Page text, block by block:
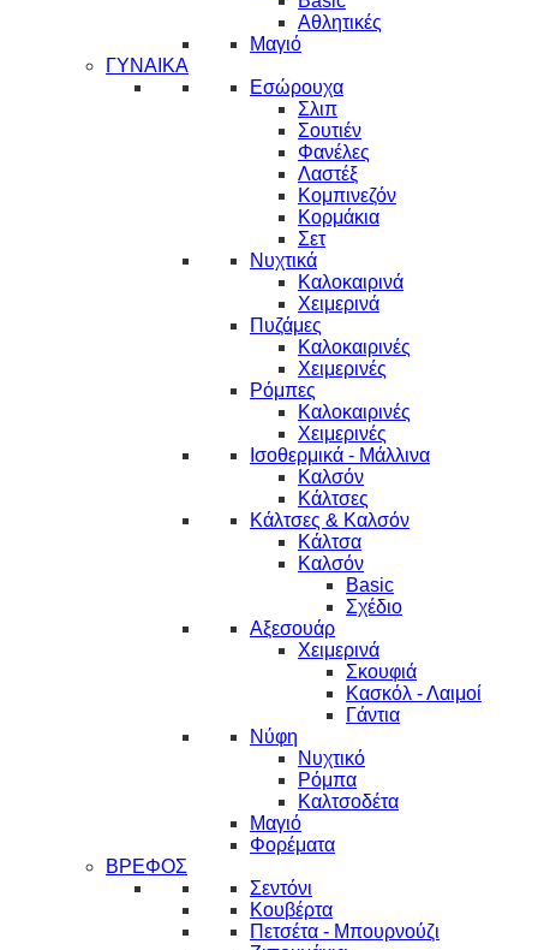
Αθλητικές
Μαγιό
ΓΥΝΑΙΚΑ
Εσώρουχα
Σλιπ
Σουτιέν
Φανέλες
Λαστέξ
Κομπινεζόν
Κορμάκια
Σετ
Νυχτικά
Καλοκαιρινά
Χειμερινά
Πυζάμες
Καλοκαιρινές
Χειμερινές
Ρόμπες
Καλοκαιρινές
Χειμερινές
Ισοθερμικά - Μάλλινα
Καλσόν
Κάλτσες
Κάλτσες & Καλσόν
Κάλτσα
Καλσόν
Basic
Σχέδιο
Αξεσουάρ
Χειμερινά
Σκουφιά
Κασκόλ - Λαιμοί
Γάντια
Νύφη
Νυχτικό
Ρόμπα
Καλτσοδέτα
Μαγιό
Φορέματα
ΒΡΕΦΟΣ
Σεντόνι
Κουβέρτα
Πετσέτα - Μπουρνούζι